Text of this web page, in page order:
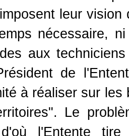
leur
nécessaire,
aux
de
à réaliser sur les
Le
d'où l'Entente